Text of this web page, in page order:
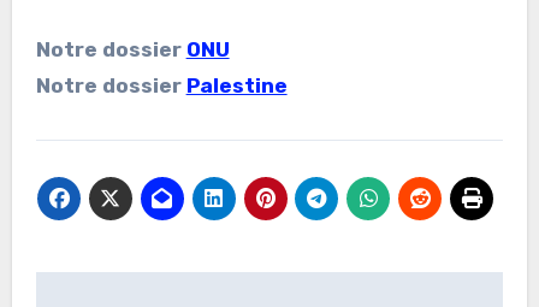
Notre dossier ONU
Notre dossier Palestine